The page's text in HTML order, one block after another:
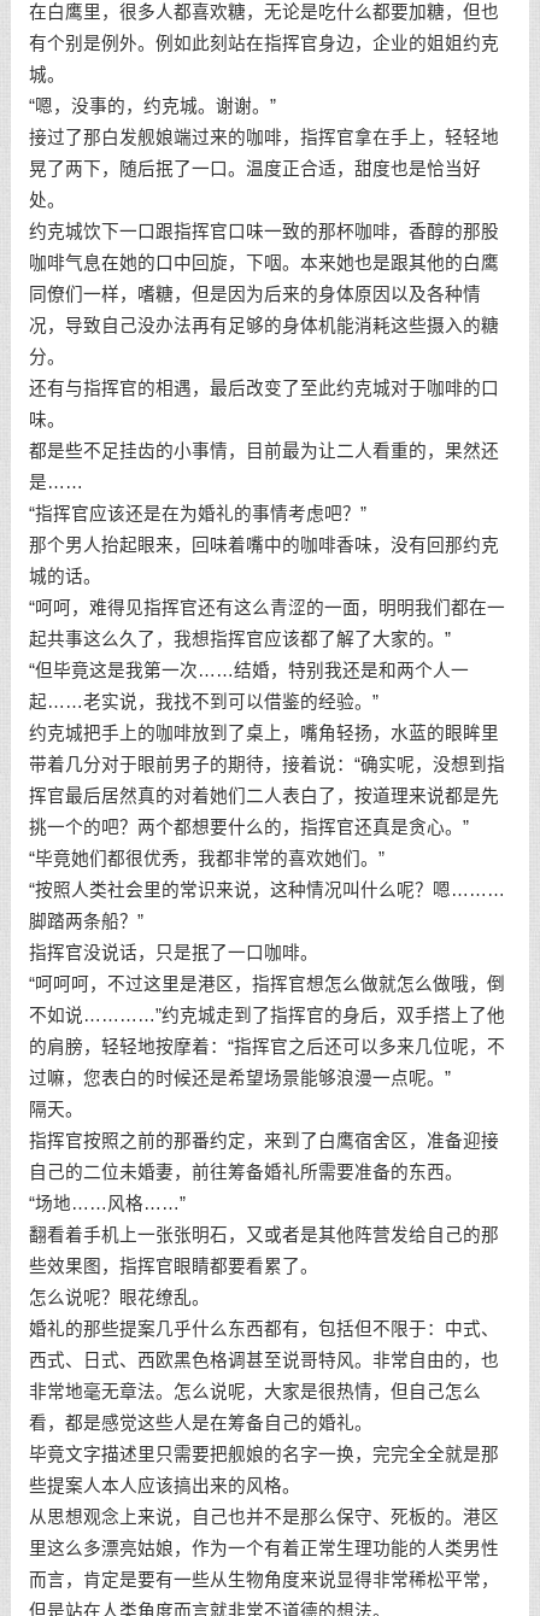
在白鹰里，很多人都喜欢糖，无论是吃什么都要加糖，但也
有个别是例外。例如此刻站在指挥官身边，企业的姐姐约克
城。
“嗯，没事的，约克城。谢谢。”
接过了那白发舰娘端过来的咖啡，指挥官拿在手上，轻轻地
晃了两下，随后抿了一口。温度正合适，甜度也是恰当好
处。
约克城饮下一口跟指挥官口味一致的那杯咖啡，香醇的那股
咖啡气息在她的口中回旋，下咽。本来她也是跟其他的白鹰
同僚们一样，嗜糖，但是因为后来的身体原因以及各种情
况，导致自己没办法再有足够的身体机能消耗这些摄入的糖
分。
还有与指挥官的相遇，最后改变了至此约克城对于咖啡的口
味。
都是些不足挂齿的小事情，目前最为让二人看重的，果然还
是……
“指挥官应该还是在为婚礼的事情考虑吧？”
那个男人抬起眼来，回味着嘴中的咖啡香味，没有回那约克
城的话。
“呵呵，难得见指挥官还有这么青涩的一面，明明我们都在一
起共事这么久了，我想指挥官应该都了解了大家的。”
“但毕竟这是我第一次……结婚，特别我还是和两个人一
起……老实说，我找不到可以借鉴的经验。”
约克城把手上的咖啡放到了桌上，嘴角轻扬，水蓝的眼眸里
带着几分对于眼前男子的期待，接着说：“确实呢，没想到指
挥官最后居然真的对着她们二人表白了，按道理来说都是先
挑一个的吧？两个都想要什么的，指挥官还真是贪心。”
“毕竟她们都很优秀，我都非常的喜欢她们。”
“按照人类社会里的常识来说，这种情况叫什么呢？嗯………
脚踏两条船？”
指挥官没说话，只是抿了一口咖啡。
“呵呵呵，不过这里是港区，指挥官想怎么做就怎么做哦，倒
不如说…………”约克城走到了指挥官的身后，双手搭上了他
的肩膀，轻轻地按摩着：“指挥官之后还可以多来几位呢，不
过嘛，您表白的时候还是希望场景能够浪漫一点呢。”
隔天。
指挥官按照之前的那番约定，来到了白鹰宿舍区，准备迎接
自己的二位未婚妻，前往筹备婚礼所需要准备的东西。
“场地……风格……”
翻看着手机上一张张明石，又或者是其他阵营发给自己的那
些效果图，指挥官眼睛都要看累了。
怎么说呢？眼花缭乱。
婚礼的那些提案几乎什么东西都有，包括但不限于：中式、
西式、日式、西欧黑色格调甚至说哥特风。非常自由的，也
非常地毫无章法。怎么说呢，大家是很热情，但自己怎么
看，都是感觉这些人是在筹备自己的婚礼。
毕竟文字描述里只需要把舰娘的名字一换，完完全全就是那
些提案人本人应该搞出来的风格。
从思想观念上来说，自己也并不是那么保守、死板的。港区
里这么多漂亮姑娘，作为一个有着正常生理功能的人类男性
而言，肯定是要有一些从生物角度来说显得非常稀松平常，
但是站在人类角度而言就非常不道德的想法。